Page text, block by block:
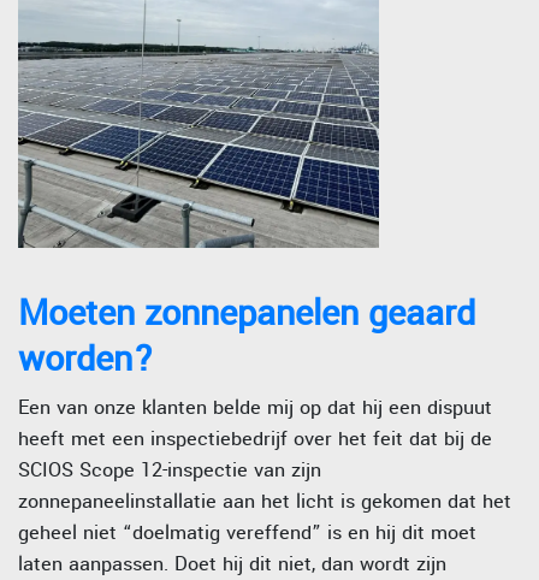
Moeten zonnepanelen geaard
worden?
Een van onze klanten belde mij op dat hij een dispuut
heeft met een inspectiebedrijf over het feit dat bij de
SCIOS Scope 12-inspectie van zijn
zonnepaneelinstallatie aan het licht is gekomen dat het
geheel niet “doelmatig vereffend” is en hij dit moet
laten aanpassen. Doet hij dit niet, dan wordt zijn